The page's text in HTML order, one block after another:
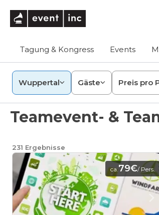
Tagung & Kongress Events
Wuppertal Gäste Preis pro
Teamevent- &
231 Ergebnisse
ca.79€/ Pers.